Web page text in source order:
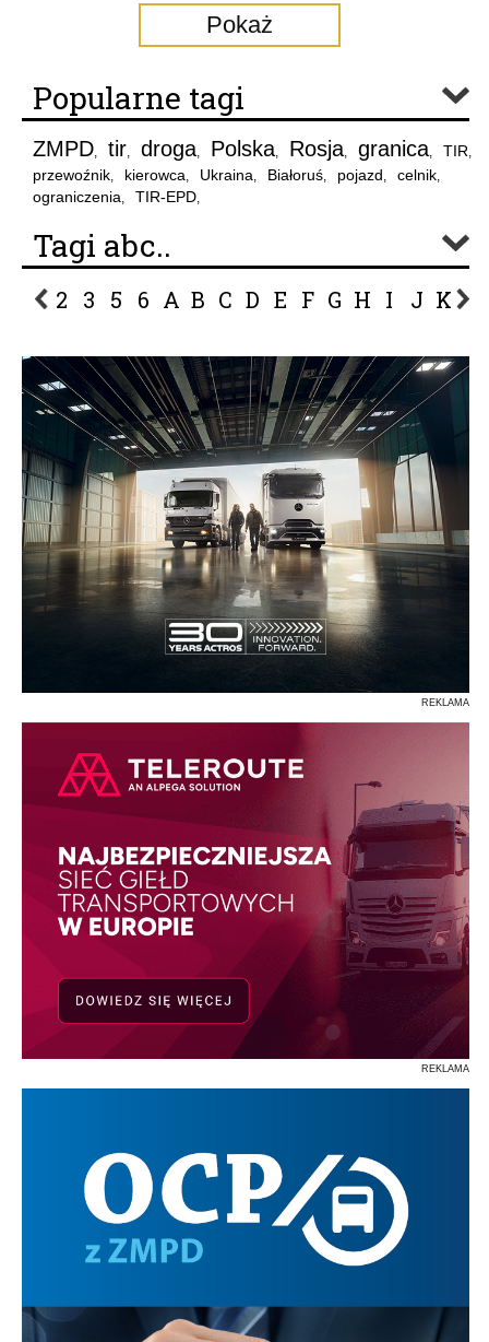
Pokaż
Popularne tagi
ZMPD tir droga Polska Rosja granica TIR
przewoźnik kierowca Ukraina Białoruś pojazd celnik
ograniczenia TIR-EPD
Tagi abc..
2 3 5 6 A B C D E F G H I J K L
REKLAMA
REKLAMA